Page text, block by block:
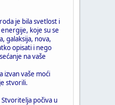
je bila svetlost i
koje su se
galaksija, nova,
opisati i nego
na vaše
izvan vaše moći
stvorili.
počiva u